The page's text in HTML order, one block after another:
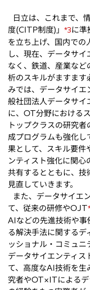
日立は、これまで、
度(CITP制度)」
*3に準
を立ち上げ、国内で
し、現在、データサ
なく、鉄道、産業な
析のスキルがますます
みでは、データサイエ
般社団法人データサイ
に、OT分野における
トップクラスの研究
成プログラムも強化し
果として、スキル要件
ンティスト強化に関
共有するとともに、技
見直していきます。
また、データサイエ
て、従来の研修やOJT
AIなどの先進技術や事
る解決手法に関する
ッショナル・コミュニ
データサイエンティス
て、高度なAI技術を
究者やOT×ITによる